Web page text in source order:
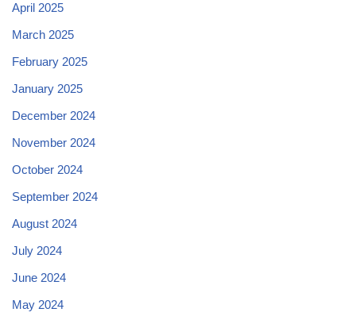
April 2025
March 2025
February 2025
January 2025
December 2024
November 2024
October 2024
September 2024
August 2024
July 2024
June 2024
May 2024